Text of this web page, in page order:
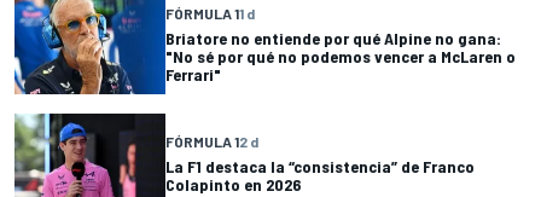
FÓRMULA 11 d
Briatore no entiende por qué Alpine no gana:
"No sé por qué no podemos vencer a McLaren o
Ferrari"
FÓRMULA 12 d
La F1 destaca la “consistencia” de Franco
Colapinto en 2026